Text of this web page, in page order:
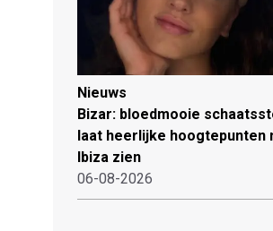
Nieuws
Bizar: bloedmooie
laat heerlijke hoogtepunten
Ibiza zien
06-08-2026